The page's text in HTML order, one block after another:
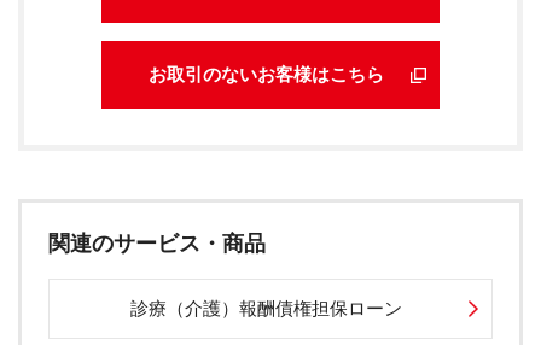
お取引のないお客様はこちら
関連のサービス・商品
診療（介護）報酬債権担保ローン